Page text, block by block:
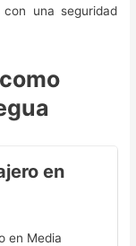
una seguridad
en
en Media